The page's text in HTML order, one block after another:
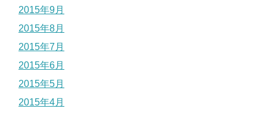
2015年9月
2015年8月
2015年7月
2015年6月
2015年5月
2015年4月